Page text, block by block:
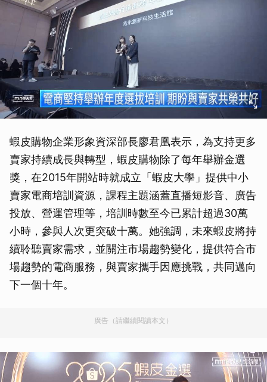
蝦皮購物企業形象資深部長廖君凰表示，為支持更多
賣家持續成長與轉型，蝦皮購物除了每年舉辦金選
獎，在2015年開站時就成立「蝦皮大學」提供中小
賣家電商培訓資源，課程主題涵蓋直播短影音、廣告
投放、營運管理等，培訓時數至今已累計超過30萬
小時，參與人次更突破十萬。她強調，未來蝦皮將持
續聆聽賣家需求，並關注市場趨勢變化，提供符合市
場趨勢的電商服務，與賣家攜手因應挑戰，共同邁向
下一個十年。
廣告（請繼續閱讀本文）